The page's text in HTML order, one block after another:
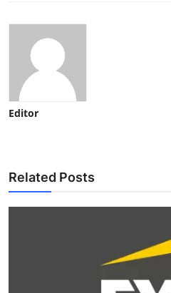
Editor
Related Posts